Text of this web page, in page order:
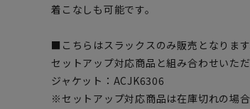
着こなしも可能です。
■こちらはスラックスのみ販売となります
セットアップ対応商品と組み合わせいた
ジャケット：ACJK6306
※セットアップ対応商品は在庫切れの場合